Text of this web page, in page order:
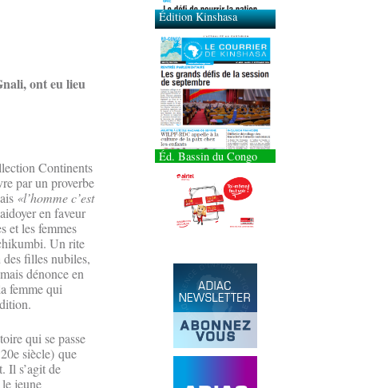
ont eu lieu
Continents
par un proverbe
«l’homme c’est
en faveur
et les femmes
Un rite
filles nubiles,
dénonce en
femme qui
qui se passe
siècle) que
Il s’agit de
jeune
Éd. Bassin du Congo